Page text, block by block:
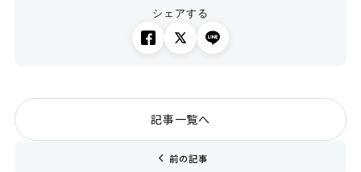
シェアする
chevron_left 前の記事
記事一覧へ